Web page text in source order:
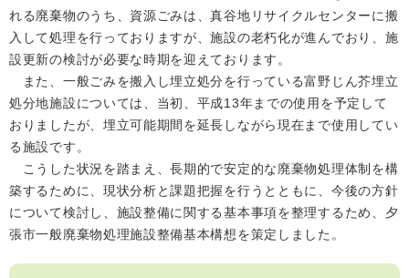
れる廃棄物のうち、資源ごみは、真谷地リサイクルセンターに搬
入して処理を行っておりますが、施設の老朽化が進んでおり、施
設更新の検討が必要な時期を迎えております。
また、一般ごみを搬入し埋立処分を行っている富野じん芥埋立
処分地施設については、当初、平成13年までの使用を予定して
おりましたが、埋立可能期間を延長しながら現在まで使用してい
る施設です。
こうした状況を踏まえ、長期的で安定的な廃棄物処理体制を構
築するために、現状分析と課題把握を行うとともに、今後の方針
について検討し、施設整備に関する基本事項を整理するため、夕
張市一般廃棄物処理施設整備基本構想を策定しました。